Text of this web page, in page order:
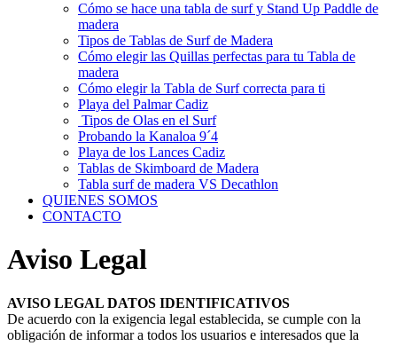
Cómo se hace una tabla de surf y Stand Up Paddle de
madera
Tipos de Tablas de Surf de Madera
Cómo elegir las Quillas perfectas para tu Tabla de
madera
Cómo elegir la Tabla de Surf correcta para ti
Playa del Palmar Cadiz
Tipos de Olas en el Surf
Probando la Kanaloa 9´4
Playa de los Lances Cadiz
Tablas de Skimboard de Madera
Tabla surf de madera VS Decathlon
QUIENES SOMOS
CONTACTO
Aviso Legal
AVISO LEGAL DATOS IDENTIFICATIVOS
De acuerdo con la exigencia legal establecida, se cumple con la
obligación de informar a todos los usuarios e interesados que la